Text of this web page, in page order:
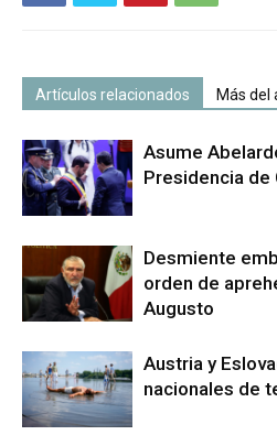
Artículos relacionados Más del
Asume
Presidencia de
Desmiente
orden de
Augusto
Austria y
nacionales de